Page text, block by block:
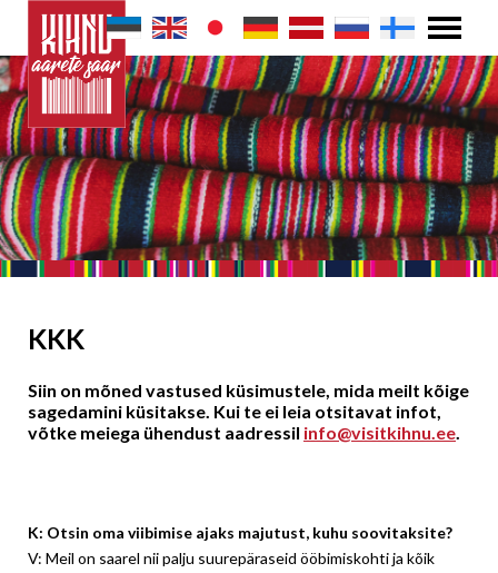
KKK
Siin on mõned vastused küsimustele, mida meilt kõige
sagedamini küsitakse. Kui te ei leia otsitavat infot,
võtke meiega ühendust aadressil info@visitkihnu.ee.
K: Otsin oma viibimise ajaks majutust, kuhu soovitaksite?
V: Meil on saarel nii palju suurepäraseid ööbimiskohti ja kõik